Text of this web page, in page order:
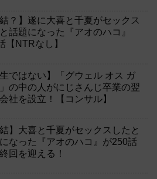
結？】遂に大喜と千夏がセックス
話題になった『アオのハコ』
【NTRなし】
生ではない】「グウェル オス ガ
の中の人がにじさんじ卒業の翌
社を設立！【コンサル】
結】大喜と千夏がセックスしたと
なった『アオのハコ』が250話
回を迎える！